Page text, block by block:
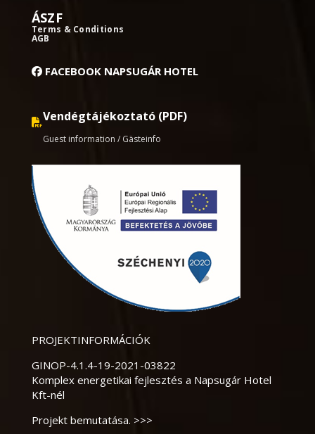
ÁSZF
Terms & Conditions
AGB
FACEBOOK NAPSUGÁR HOTEL
Vendégtájékoztató (PDF)
Guest information / Gästeinfo
PROJEKTINFORMÁCIÓK
GINOP-4.1.4-19-2021-03822
Komplex energetikai fejlesztés a Napsugár Hotel
Kft-nél
Projekt bemutatása. >>>